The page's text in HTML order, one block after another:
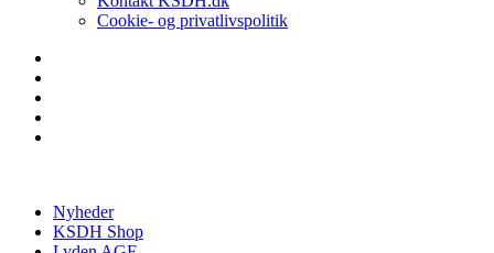
Cookie- og privatlivspolitik
Nyheder
KSDH Shop